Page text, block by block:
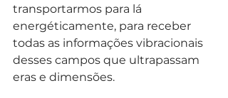
transportarmos para lá
energéticamente, para receber
todas as informações vibracionais
desses campos que ultrapassam
eras e dimensões.